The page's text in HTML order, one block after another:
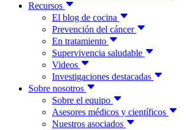
Recursos
El blog de cocina
Prevención del cáncer
En tratamiento
Supervivencia saludable
Videos
Investigaciones destacadas
Sobre nosotros
Sobre el equipo
Asesores médicos y científicos
Nuestros asociados